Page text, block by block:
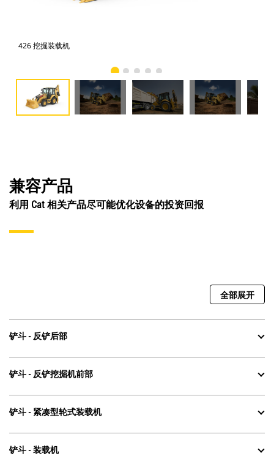
426 挖掘装载机
兼容产品
利用 Cat 相关产品尽可能优化设备的投资回报
全部展开
铲斗 - 反铲后部
铲斗 - 反铲挖掘机前部
铲斗 - 紧凑型轮式装载机
铲斗 - 装载机